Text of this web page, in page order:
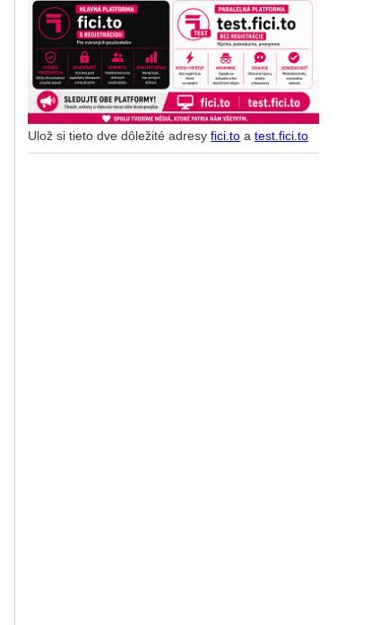
Ulož si tieto dve dôležité adresyfici.to atest.fici.to